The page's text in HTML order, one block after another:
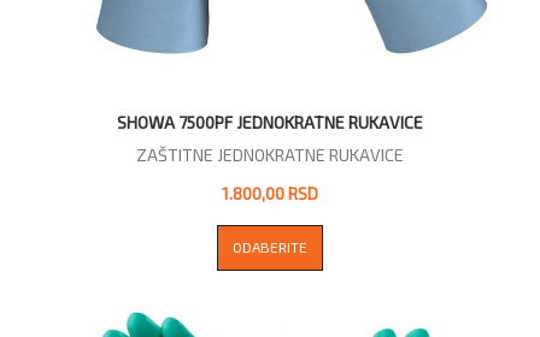
SHOWA 7500PF JEDNOKRATNE RUKAVICE
ZAŠTITNE JEDNOKRATNE RUKAVICE
1.800,00 RSD
ODABERITE